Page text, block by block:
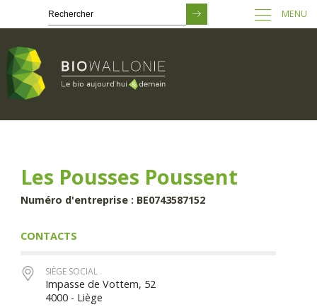
principal
MENU
Les Pousses Poussent
Numéro d'entreprise : BE0743587152
CONTACTS
SIÈGE SOCIAL
Impasse de Vottem, 52
4000 - Liège